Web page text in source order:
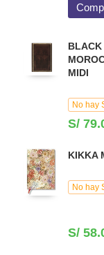
BLACK
MIDI
No hay
S/
KIKKA
No hay
S/